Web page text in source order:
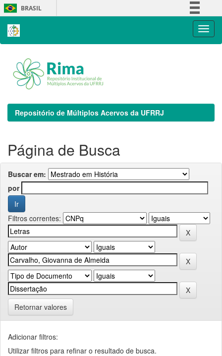
Skip
navigation
BRASIL
Repositório de Múltiplos Acervos da UFRRJ
Página de Busca
Buscar em:
por
Filtros correntes:
Retornar valores
Adicionar filtros:
Utilizar filtros para refinar o resultado de busca.